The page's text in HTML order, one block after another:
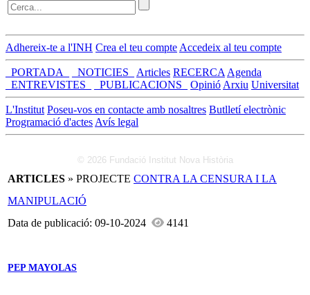
Adhereix-te a l'INH Crea el teu compte Accedeix al teu compte
_PORTADA_ _NOTICIES_ Articles RECERCA Agenda
_ENTREVISTES_
_PUBLICACIONS_ Opinió Arxiu Universitat
L'Institut Poseu-vos en contacte amb nosaltres Butlletí electrònic
Programació d'actes Avís legal
© 2026 Fundació Institut Nova Història
ARTICLES » PROJECTE CONTRA LA CENSURA I LA
MANIPULACIÓ
Data de publicació: 09-10-2024
4141
PEP MAYOLAS